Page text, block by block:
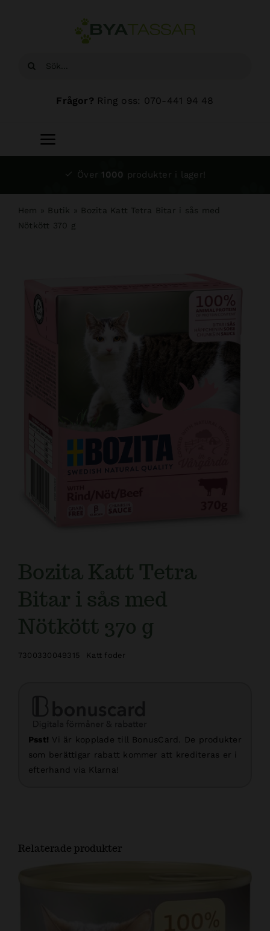
Sök
Frågor? Ring oss: 070-441 94 48
Toggle
Navigation
Hundsalong
Kundtjänst
Över 1000 produkter i lager!
Hem » Butik » Bozita Katt Tetra Bitar i sås med
Nötkött 370 g
Bozita Katt Tetra
Bitar i sås med
Nötkött 370 g
7300330049315 Katt foder
Psst! Vi är kopplade till BonusCard. De produkter
som berättigar rabatt kommer att krediteras er i
efterhand via Klarna!
Relaterade produkter